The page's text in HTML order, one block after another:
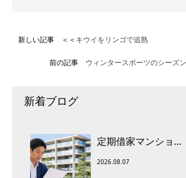
新しい記事 ＜＜ キウイをリンゴで追熟
前の記事 ウィンタースポーツのシーズ
新着ブログ
定期借家マンショ...
2026.08.07